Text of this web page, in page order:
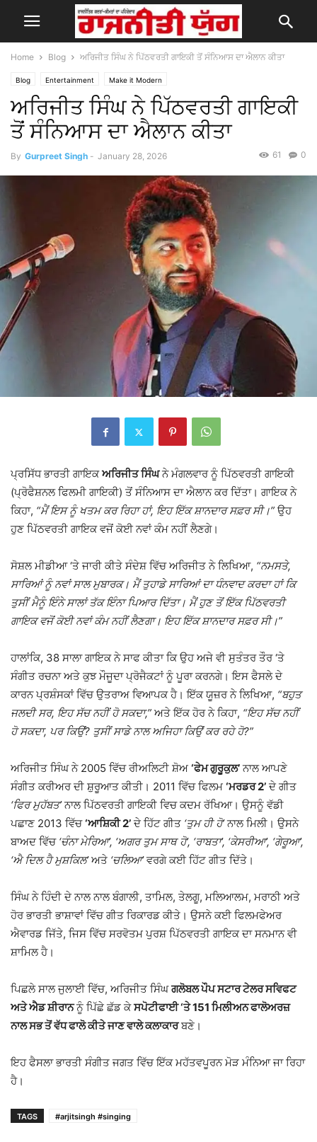
Home Blog ਅਰਿਜੀਤ ਸਿੰਘ ਨੇ ਪਿੱਠਵਰਤੀ ਗਾਇਕੀ ਤੋਂ ਸੰਨਿਆਸ ਦਾ ਐਲਾਨ ਕੀਤਾ
Blog Entertainment Make it Modern
ਅਰਿਜੀਤ ਸਿੰਘ ਨੇ ਪਿੱਠਵਰਤੀ ਗਾਇਕੀ
ਤੋਂ ਸੰਨਿਆਸ ਦਾ ਐਲਾਨ ਕੀਤਾ
By Gurpreet Singh - January 28, 2026 0
61
ਪ੍ਰਸਿੱਧ ਭਾਰਤੀ ਗਾਇਕਅਰਿਜੀਤ ਸਿੰਘਨੇ ਮੰਗਲਵਾਰ ਨੂੰ ਪਿੱਠਵਰਤੀ ਗਾਇਕੀ
(ਪ੍ਰੋਫੈਸ਼ਨਲ ਫਿਲਮੀ ਗਾਇਕੀ) ਤੋਂ ਸੰਨਿਆਸ ਦਾ ਐਲਾਨ ਕਰ ਦਿੱਤਾ। ਗਾਇਕ ਨੇ
ਕਿਹਾ, “ਮੈਂ ਇਸ ਨੂੰ ਖਤਮ ਕਰ ਰਿਹਾ ਹਾਂ, ਇਹ ਇੱਕ ਸ਼ਾਨਦਾਰ ਸਫ਼ਰ ਸੀ।” ਉਹ
ਹੁਣ ਪਿੱਠਵਰਤੀ ਗਾਇਕ ਵਜੋਂ ਕੋਈ ਨਵਾਂ ਕੰਮ ਨਹੀਂ ਲੈਣਗੇ।
ਸੋਸ਼ਲ ਮੀਡੀਆ ‘ਤੇ ਜਾਰੀ ਕੀਤੇ ਸੰਦੇਸ਼ ਵਿੱਚ ਅਰਿਜੀਤ ਨੇ ਲਿਖਿਆ, “ਨਮਸਤੇ,
ਸਾਰਿਆਂ ਨੂੰ ਨਵਾਂ ਸਾਲ ਮੁਬਾਰਕ। ਮੈਂ ਤੁਹਾਡੇ ਸਾਰਿਆਂ ਦਾ ਧੰਨਵਾਦ ਕਰਦਾ ਹਾਂ ਕਿ
ਤੁਸੀਂ ਮੈਨੂੰ ਇੰਨੇ ਸਾਲਾਂ ਤੱਕ ਇੰਨਾ ਪਿਆਰ ਦਿੱਤਾ। ਮੈਂ ਹੁਣ ਤੋਂ ਇੱਕ ਪਿੱਠਵਰਤੀ
ਗਾਇਕ ਵਜੋਂ ਕੋਈ ਨਵਾਂ ਕੰਮ ਨਹੀਂ ਲੈਣਗਾ। ਇਹ ਇੱਕ ਸ਼ਾਨਦਾਰ ਸਫ਼ਰ ਸੀ।”
ਹਾਲਾਂਕਿ, 38 ਸਾਲਾ ਗਾਇਕ ਨੇ ਸਾਫ ਕੀਤਾ ਕਿ ਉਹ ਅਜੇ ਵੀ ਸੁਤੰਤਰ ਤੌਰ ‘ਤੇ
ਸੰਗੀਤ ਰਚਨਾ ਅਤੇ ਕੁਝ ਮੌਜੂਦਾ ਪ੍ਰੋਜੈਕਟਾਂ ਨੂੰ ਪੂਰਾ ਕਰਨਗੇ। ਇਸ ਫੈਸਲੇ ਦੇ
ਕਾਰਨ ਪ੍ਰਸ਼ੰਸਕਾਂ ਵਿੱਚ ਉਤਰਾਅ ਵਿਆਪਕ ਹੈ। ਇੱਕ ਯੂਜ਼ਰ ਨੇ ਲਿਖਿਆ, “ਬਹੁਤ
ਜਲਦੀ ਸਰ, ਇਹ ਸੱਚ ਨਹੀਂ ਹੋ ਸਕਦਾ,” ਅਤੇ ਇੱਕ ਹੋਰ ਨੇ ਕਿਹਾ, “ਇਹ ਸੱਚ ਨਹੀਂ
ਹੋ ਸਕਦਾ, ਪਰ ਕਿਉਂ? ਤੁਸੀਂ ਸਾਡੇ ਨਾਲ ਅਜਿਹਾ ਕਿਉਂ ਕਰ ਰਹੇ ਹੋ?”
ਅਰਿਜੀਤ ਸਿੰਘ ਨੇ 2005 ਵਿੱਚ ਰੀਅਲਿਟੀ ਸ਼ੋਅ ‘ਫੇਮ ਗੁਰੂਕੁਲ’ਨਾਲ ਆਪਣੇ
ਸੰਗੀਤ ਕਰੀਅਰ ਦੀ ਸ਼ੁਰੂਆਤ ਕੀਤੀ। 2011 ਵਿੱਚ ਫਿਲਮ ‘ਮਰਡਰ 2’ ਦੇ ਗੀਤ
‘ਫਿਰ ਮੁਹੱਬਤ’ਨਾਲ ਪਿੱਠਵਰਤੀ ਗਾਇਕੀ ਵਿਚ ਕਦਮ ਰੱਖਿਆ। ਉਸਨੂੰ ਵੱਡੀ
ਪਛਾਣ 2013 ਵਿੱਚ‘ਆਸ਼ਿਕੀ 2’ ਦੇ ਹਿੱਟ ਗੀਤ ‘ਤੁਮ ਹੀ ਹੋ’ਨਾਲ ਮਿਲੀ। ਉਸਨੇ
ਬਾਅਦ ਵਿੱਚ ‘ਚੰਨਾ ਮੇਰਿਆ’, ‘ਅਗਰ ਤੁਮ ਸਾਥ ਹੋ’, ‘ਰਾਬਤਾ’, ‘ਕੇਸਰੀਆ’, ‘ਗੇਰੂਆ’,
‘ਐ ਦਿਲ ਹੈ ਮੁਸ਼ਕਿਲ’ਅਤੇ ‘ਚਲਿਆ’ਵਰਗੇ ਕਈ ਹਿੱਟ ਗੀਤ ਦਿੱਤੇ।
ਸਿੰਘ ਨੇ ਹਿੰਦੀ ਦੇ ਨਾਲ ਨਾਲ ਬੰਗਾਲੀ, ਤਾਮਿਲ, ਤੇਲਗੂ, ਮਲਿਆਲਮ, ਮਰਾਠੀ ਅਤੇ
ਹੋਰ ਭਾਰਤੀ ਭਾਸ਼ਾਵਾਂ ਵਿੱਚ ਗੀਤ ਰਿਕਾਰਡ ਕੀਤੇ। ਉਸਨੇ ਕਈ ਫਿਲਮਫੇਅਰ
ਐਵਾਰਡ ਜਿੱਤੇ, ਜਿਸ ਵਿੱਚ ਸਰਵੋਤਮ ਪੁਰਸ਼ ਪਿੱਠਵਰਤੀ ਗਾਇਕ ਦਾ ਸਨਮਾਨ ਵੀ
ਸ਼ਾਮਿਲ ਹੈ।
ਪਿਛਲੇ ਸਾਲ ਜੁਲਾਈ ਵਿੱਚ, ਅਰਿਜੀਤ ਸਿੰਘਗਲੋਬਲ ਪੌਪ ਸਟਾਰ ਟੇਲਰ ਸਵਿਫਟ
ਅਤੇ ਐਡ ਸ਼ੀਰਾਨਨੂੰ ਪਿੱਛੇ ਛੱਡ ਕੇਸਪੋਟੀਫਾਈ ‘ਤੇ 151 ਮਿਲੀਅਨ ਫਾਲੋਅਰਜ਼
ਨਾਲ ਸਭ ਤੋਂ ਵੱਧ ਫਾਲੋ ਕੀਤੇ ਜਾਣ ਵਾਲੇ ਕਲਾਕਾਰਬਣੇ।
ਇਹ ਫੈਸਲਾ ਭਾਰਤੀ ਸੰਗੀਤ ਜਗਤ ਵਿੱਚ ਇੱਕ ਮਹੱਤਵਪੂਰਨ ਮੋੜ ਮੰਨਿਆ ਜਾ ਰਿਹਾ
ਹੈ।
TAGS #arjitsingh #singing